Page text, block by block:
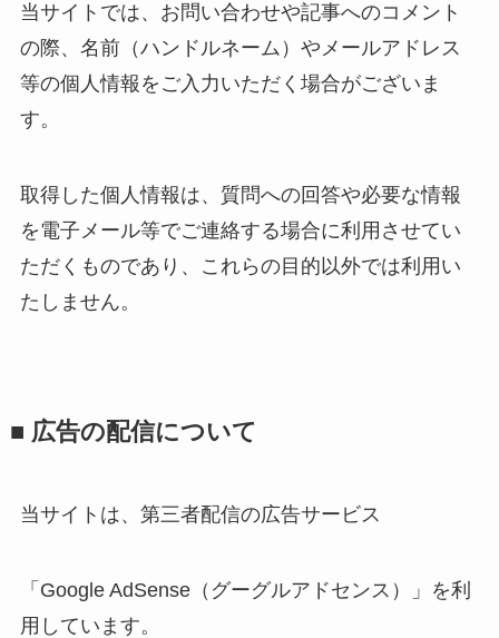
当サイトでは、お問い合わせや記事へのコメント
の際、名前（ハンドルネーム）やメールアドレス
等の個人情報をご入力いただく場合がございま
す。
取得した個人情報は、質問への回答や必要な情報
を電子メール等でご連絡する場合に利用させてい
ただくものであり、これらの目的以外では利用い
たしません。
■ 広告の配信について
当サイトは、第三者配信の広告サービス
「Google AdSense（グーグルアドセンス）」を利
用しています。